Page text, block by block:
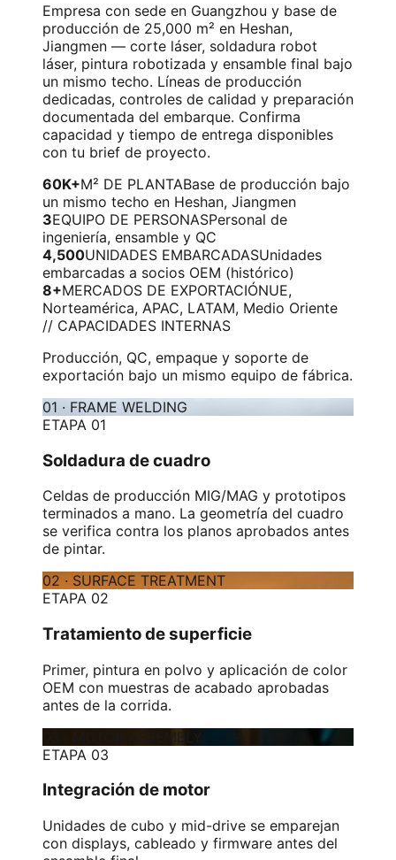
Empresa con sede en Guangzhou y base de
producción de 25,000 m² en Heshan,
Jiangmen — corte láser, soldadura robot
láser, pintura robotizada y ensamble final bajo
un mismo techo. Líneas de producción
dedicadas, controles de calidad y preparación
documentada del embarque. Confirma
capacidad y tiempo de entrega disponibles
con tu brief de proyecto.
60K+M² DE PLANTABase de producción bajo
un mismo techo en Heshan, Jiangmen
3EQUIPO DE PERSONASPersonal de
ingeniería, ensamble y QC
4,500UNIDADES EMBARCADASUnidades
embarcadas a socios OEM (histórico)
8+MERCADOS DE EXPORTACIÓNUE,
Norteamérica, APAC, LATAM, Medio Oriente
// CAPACIDADES INTERNAS
Producción, QC, empaque y soporte de
exportación bajo un mismo equipo de fábrica.
01 · FRAME WELDING
ETAPA 01
Soldadura de cuadro
Celdas de producción MIG/MAG y prototipos
terminados a mano. La geometría del cuadro
se verifica contra los planos aprobados antes
de pintar.
02 · SURFACE TREATMENT
ETAPA 02
Tratamiento de superficie
Primer, pintura en polvo y aplicación de color
OEM con muestras de acabado aprobadas
antes de la corrida.
MOTOR ASSEMBLY
ETAPA 03
Integración de motor
Unidades de cubo y mid-drive se emparejan
con displays, cableado y firmware antes del